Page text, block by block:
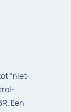
“niet-
Een